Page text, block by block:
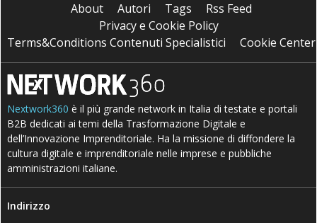
About Autori Tags
Rss Feed
Privacy e Cookie Policy
Terms&Conditions Contenuti Specialistici
Cookie Center
Nextwork360 è il più grande network in Italia di testate e portali
B2B dedicati ai temi della Trasformazione Digitale e
dell’Innovazione Imprenditoriale. Ha la missione di diffondere la
cultura digitale e imprenditoriale nelle imprese e pubbliche
amministrazioni italiane.
Indirizzo